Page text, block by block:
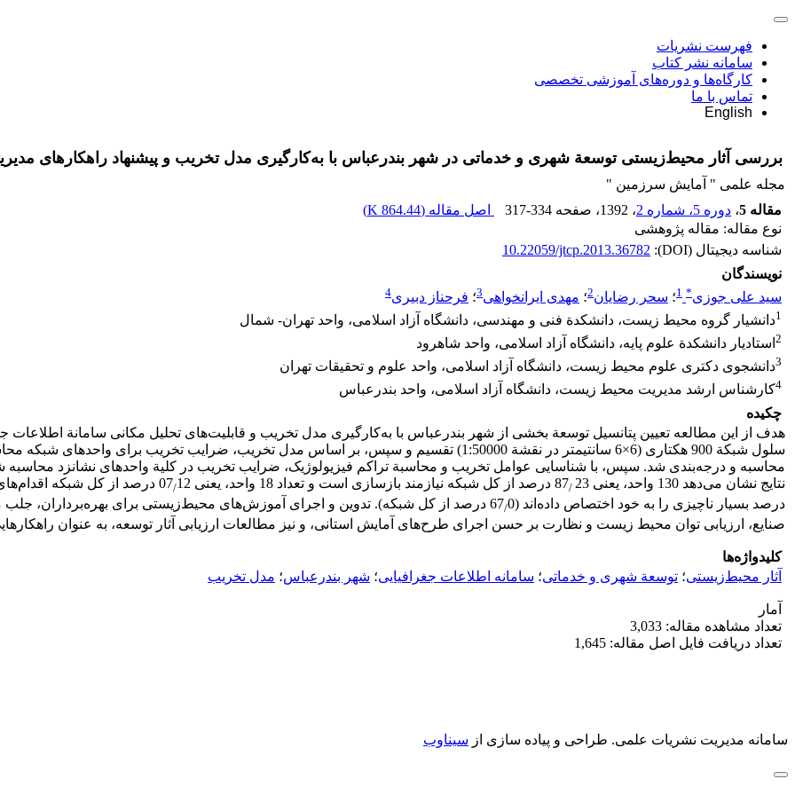
فهرست نشریات
سامانه نشر کتاب
کارگاه‌ها و دوره‌های آموزشی تخصصی
تماس با ما
English
بررسی آثار محیط‌زیستی توسعة شهری و خدماتی در شهر بندرعباس با به‌کارگیری مدل تخریب و پیشنهاد راهکارهای
مجله علمی " آمایش سرزمین "
مقاله 5
، دوره 5، شماره 2 ، 1392 ، صفحه 317-334 اصل مقاله (864.44 K
)
نوع مقاله: مقاله پژوهشی
شناسه دیجیتال (DOI):
10.22059/jtcp.2013.36782
نویسندگان
سید علی جوزی*
1؛ سحر رضایان2؛ مهدی ایرانخواهی3؛ فرحناز دبیری4
1دانشیار گروه محیط زیست، دانشکدة فنی و مهندسی، دانشگاه آزاد اسلامی، واحد تهران- شمال
2 استادیار دانشکدة علوم پایه، دانشگاه آزاد اسلامی، واحد شاهرود
3دانشجوی دکتری علوم محیط زیست، دانشگاه آزاد اسلامی، واحد علوم و تحقیقات تهران
4کارشناس ارشد مدیریت محیط زیست، دانشگاه آزاد اسلامی، واحد بندرعباس
چکیده
سلول شبکة 900 هکتاری (6×6 سانتیمتر در نقشة 1:50000) تقسیم و سپس، بر اساس مدل تخریب، ضرایب
محاسبه و درجه‌بندی شد. سپس، با شناسایی عوامل تخریب و محاسبة تراکم فیزیولوژیک، ضرایب تخریب در کلیة واحدهای نشانزد محاسبه
نتایج نشان می‌دهد 130 واحد، یعنی 23
/87 درصد از کل شبکه نیازمند بازسازی است و تعداد 18 واحد، یعنی 07 /
12 درصد از کل شبکه
درصد بسیار ناچیزی را به خود اختصاص داده‌اند (67 /
0 درصد از کل شبکه). تدوین و اجرای آموزش‌های محیط‌زیستی برای بهره‌برداران،
صنایع، ارزیابی توان محیط زیست و نظارت بر حسن اجرای طرح‌های آمایش استانی، و نیز مطالعات ارزیابی آثار توسعه، به عنوان
کلیدواژه‌ها
آثار محیط‌زیستی؛ توسعة شهری و خدماتی؛ سامانه اطلاعات جغرافیایی؛ شهر بندرعباس؛ مدل تخریب
آمار
تعداد مشاهده مقاله: 3,033
تعداد دریافت فایل اصل مقاله: 1,645
سامانه مدیریت نشریات علمی. طراحی و پیاده سازی از سیناوب